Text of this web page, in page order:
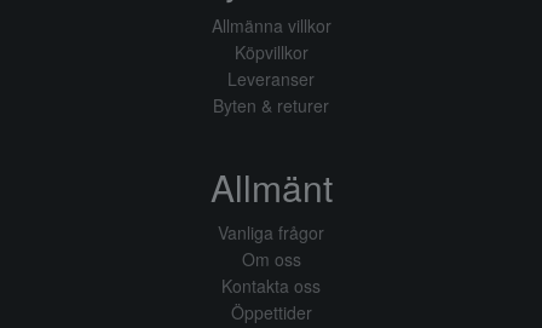
Allmänna villkor
Köpvillkor
Leveranser
Byten & returer
Allmänt
Vanliga frågor
Om oss
Kontakta oss
Öppettider